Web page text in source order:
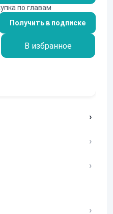
противостоять древним
готовы подставить
возможность на них
делать самому. Такому
то он в страшном сне
по главам
Получить в подписке
В избранное